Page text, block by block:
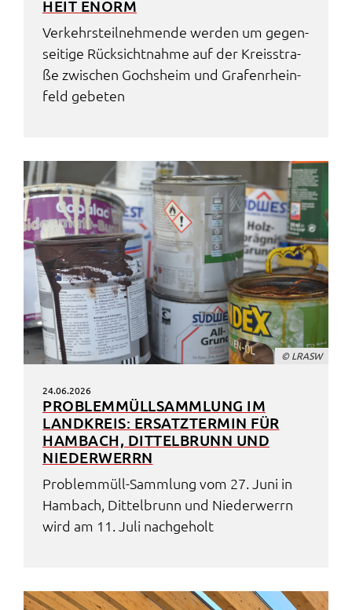
EIT ENORM
Verkehrs­teil­neh­men­de werden um gegen­
sei­ti­ge Rück­sicht­nah­me auf der Kreis­stra­
ße zwischen Gochs­heim und Grafen­rhein­
feld gebe­ten
© LRASW
24.06.2026
PROBLEM­MÜLL­SAMM­LUNG IM
LAND­KREIS: ERSATZ­TER­MIN FÜR
HAMBACH, DITTEL­BRUNN UND
NIEDER­WERRN
Problem­müll-Samm­lung vom 27. Juni in
Hambach, Dittel­brunn und Nieder­werrn
wird am 11. Juli nach­ge­holt